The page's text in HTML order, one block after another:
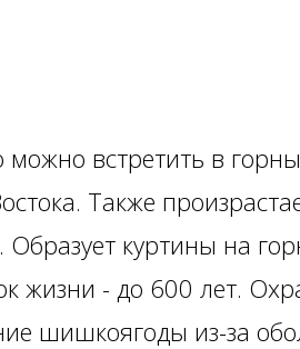
встретить в
Также
куртины на
жизни - до 600 лет.
шишкоягоды из-за